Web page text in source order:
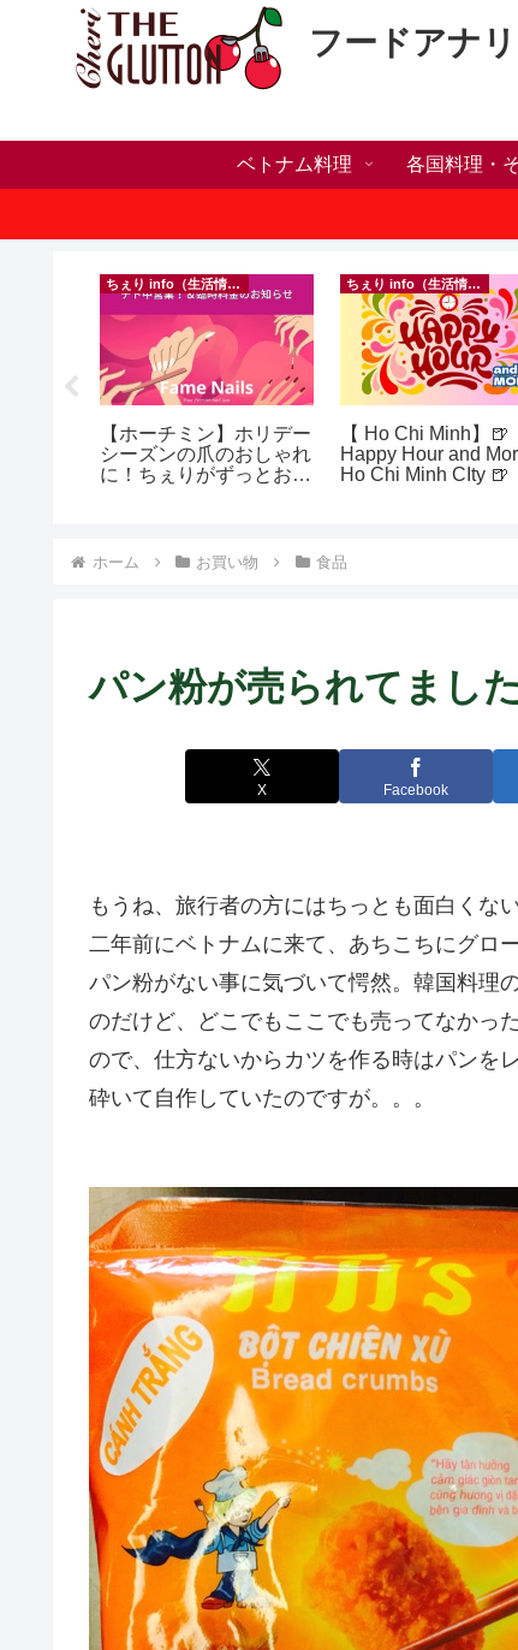
フードアナ
ベトナム料理 各国料理・
ちぇり info（生活情報）
【ホーチミン】ホリデー
シーズンの爪のおしゃれ
に！ちぇりがずっとお世
ト中営業予定追記） ~
ちぇり info（生活情報）
【 Ho Chi Minh】🍺
Happy Hour and
Ho Chi Minh CIty 🍺
ホーム お買い物 食品
パン粉が売られてまし
X Facebook
もうね、旅行者の方にはちっとも面白くな
二年前にベトナムに来て、あちこちにグロ
パン粉がない事に気づいて愕然。韓国料理
のだけど、どこでもここでも売ってなかった
ので、仕方ないからカツを作る時はパンを
砕いて自作していたのですが。。。